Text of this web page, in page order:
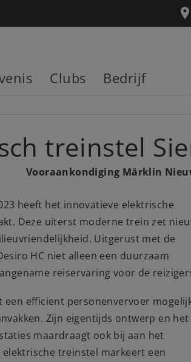
Clubs Bedrijf
treinstel
Vooraankondiging Märklin
heeft het innovatieve elektrische
Deze uiterst moderne trein zet
Uitgerust met de
HC niet alleen een duurzaam
reiservaring voor de
efficient personenvervoer
Zijn eigentijds ontwerp en het
maardraagt ook bij aan het
treinstel markeert een